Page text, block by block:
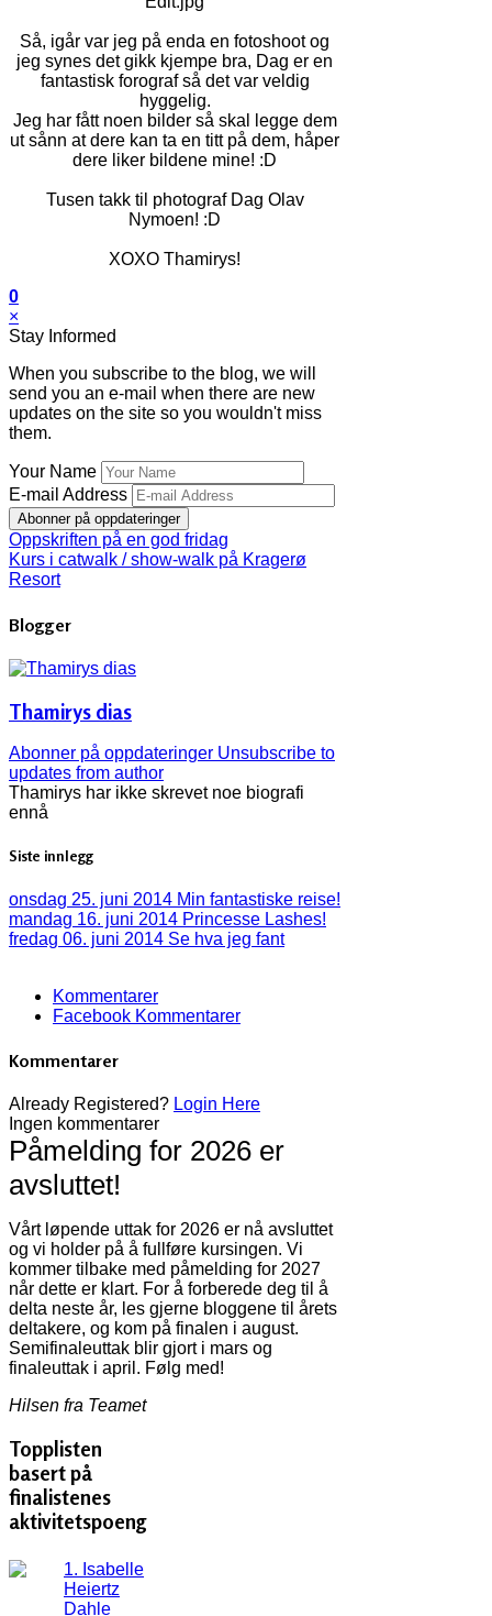
Så, igår var jeg på enda en fotoshoot og
jeg synes det gikk kjempe bra, Dag er en
fantastisk forograf så det var veldig
hyggelig.
Jeg har fått noen bilder så skal legge dem
ut sånn at dere kan ta en titt på dem, håper
dere liker bildene mine! :D
Tusen takk til photograf Dag Olav
Nymoen! :D
XOXO Thamirys!
0
×
Stay Informed
When you subscribe to the blog, we will
send you an e-mail when there are new
updates on the site so you wouldn't miss
them.
Your Name
E-mail Address
Abonner på oppdateringer
Oppskriften på en god fridag
Kurs i catwalk / show-walk på Kragerø
Resort
Blogger
Thamirys dias
Abonner på oppdateringer Unsubscribe to
updates from author
Thamirys har ikke skrevet noe biografi
ennå
Siste innlegg
onsdag 25. juni 2014 Min fantastiske reise!
mandag 16. juni 2014 Princesse Lashes!
fredag 06. juni 2014 Se hva jeg fant
Kommentarer
Facebook Kommentarer
Kommentarer
Already Registered? Login Here
Ingen kommentarer
Påmelding for 2026 er
avsluttet!
Vårt løpende uttak for 2026 er nå avsluttet
og vi holder på å fullføre kursingen. Vi
kommer tilbake med påmelding for 2027
når dette er klart. For å forberede deg til å
delta neste år, les gjerne bloggene til årets
deltakere, og kom på finalen i august.
Semifinaleuttak blir gjort i mars og
finaleuttak i april. Følg med!
Hilsen fra Teamet
Topplisten
basert på
finalistenes
aktivitetspoeng
1. Isabelle
Heiertz
Dahle